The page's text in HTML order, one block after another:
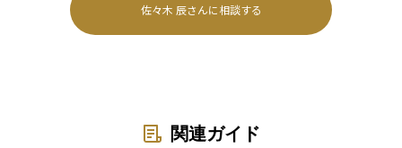
佐々木 辰さんに相談する
関連ガイド